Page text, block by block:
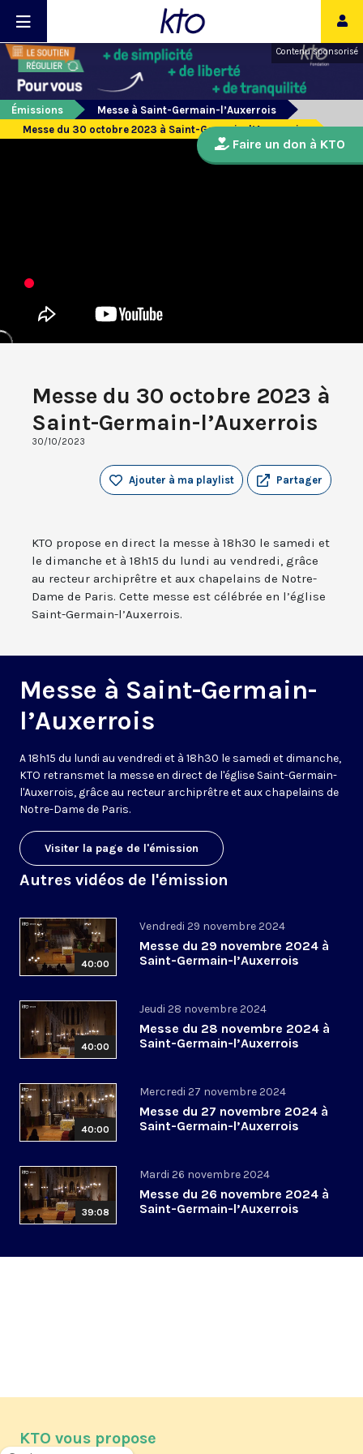
Contenu sponsorisé
Émissions
Messe à Saint-Germain-l’Auxerrois
Messe du 30 octobre 2023 à Saint-Germain-l’Auxerrois
Messe du 30 octobre 2023 à
Saint-Germain-l’Auxerrois
30/10/2023
Partager
Ajouter à ma playlist
KTO propose en direct la messe à 18h30 le samedi et
le dimanche et à 18h15 du lundi au vendredi, grâce
au recteur archiprêtre et aux chapelains de Notre-
Dame de Paris. Cette messe est célébrée en l’église
Saint-Germain-l’Auxerrois.
Messe à Saint-Germain-
l’Auxerrois
A 18h15 du lundi au vendredi et à 18h30 le samedi et dimanche,
KTO retransmet la messe en direct de l'église Saint-Germain-
l'Auxerrois, grâce au recteur archiprêtre et aux chapelains de
Notre-Dame de Paris.
Visiter la page de l'émission
Autres vidéos de l'émission
40:00
Vendredi 29 novembre 2024
Messe du 29 novembre 2024 à
Saint-Germain-l’Auxerrois
40:00
Jeudi 28 novembre 2024
Messe du 28 novembre 2024 à
Saint-Germain-l’Auxerrois
40:00
Mercredi 27 novembre 2024
Messe du 27 novembre 2024 à
Saint-Germain-l’Auxerrois
39:08
Mardi 26 novembre 2024
Messe du 26 novembre 2024 à
Saint-Germain-l’Auxerrois
Faire un don à KTO
KTO vous propose